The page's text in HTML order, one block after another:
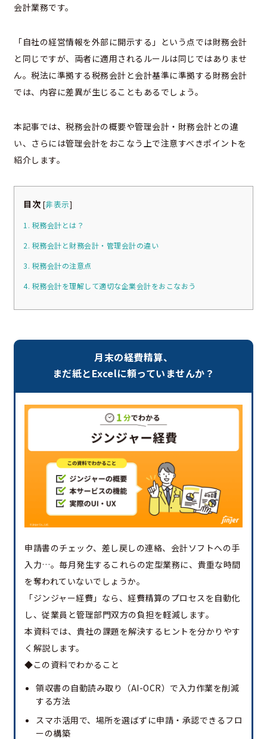
会計業務です。
「自社の経営情報を外部に開示する」という点では財務会計
と同じですが、両者に適用されるルールは同じではありませ
ん。税法に準拠する税務会計と会計基準に準拠する財務会計
では、内容に差異が生じることもあるでしょう。
本記事では、税務会計の概要や管理会計・財務会計との違
い、さらには管理会計をおこなう上で注意すべきポイントを
紹介します。
目次 [非表示]
1. 税務会計とは？
2. 税務会計と財務会計・管理会計の違い
3. 税務会計の注意点
4. 税務会計を理解して適切な企業会計をおこなおう
月末の経費精算、
まだ紙とExcelに頼っていませんか？
申請書のチェック、差し戻しの連絡、会計ソフトへの手
入力…。毎月発生するこれらの定型業務に、貴重な時間
を奪われていないでしょうか。
「ジンジャー経費」なら、経費精算のプロセスを自動化
し、従業員と管理部門双方の負担を軽減します。
本資料では、貴社の課題を解決するヒントを分かりやす
く解説します。
◆この資料でわかること
領収書の自動読み取り（AI-OCR）で入力作業を削減
する方法
スマホ活用で、場所を選ばずに申請・承認できるフロ
ーの構築